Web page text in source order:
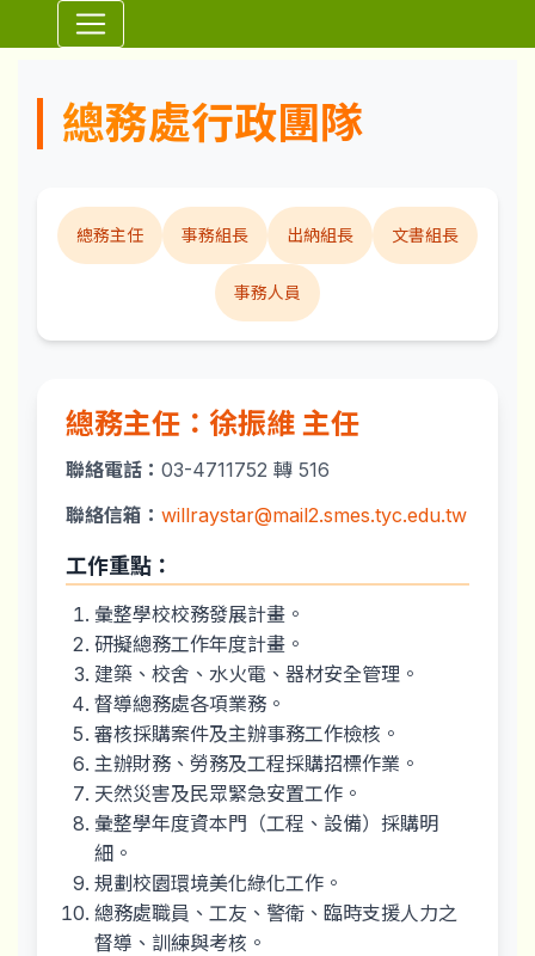
⏸
總務處行政團隊
總務主任 事務組長 出納組長 文書組長
事務人員
總務主任：徐振維 主任
聯絡電話： 03-4711752 轉 516
聯絡信箱： willraystar@mail2.smes.tyc.edu.tw
工作重點：
彙整學校校務發展計畫。
研擬總務工作年度計畫。
建築、校舍、水火電、器材安全管理。
督導總務處各項業務。
審核採購案件及主辦事務工作檢核。
主辦財務、勞務及工程採購招標作業。
天然災害及民眾緊急安置工作。
彙整學年度資本門（工程、設備）採購明
細。
規劃校園環境美化綠化工作。
總務處職員、工友、警衛、臨時支援人力之
督導、訓練與考核。